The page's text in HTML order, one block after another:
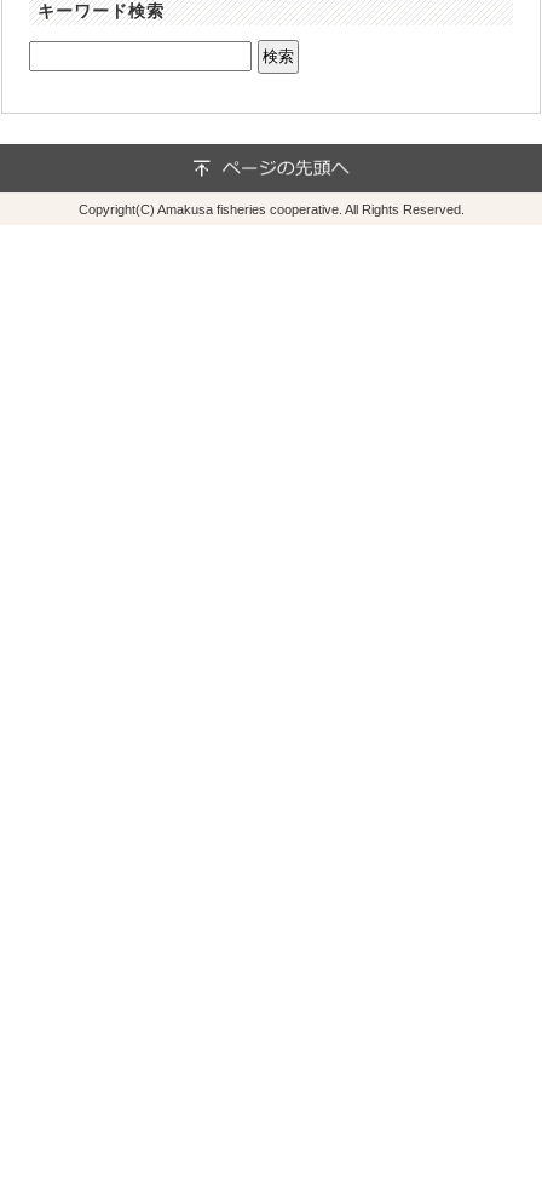
キーワード検索
Copyright(C) Amakusa fisheries cooperative. All Rights Reserved.